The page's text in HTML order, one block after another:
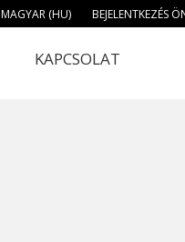
MAGYAR (HU) BEJELENTKEZÉS
KAPCSOLAT